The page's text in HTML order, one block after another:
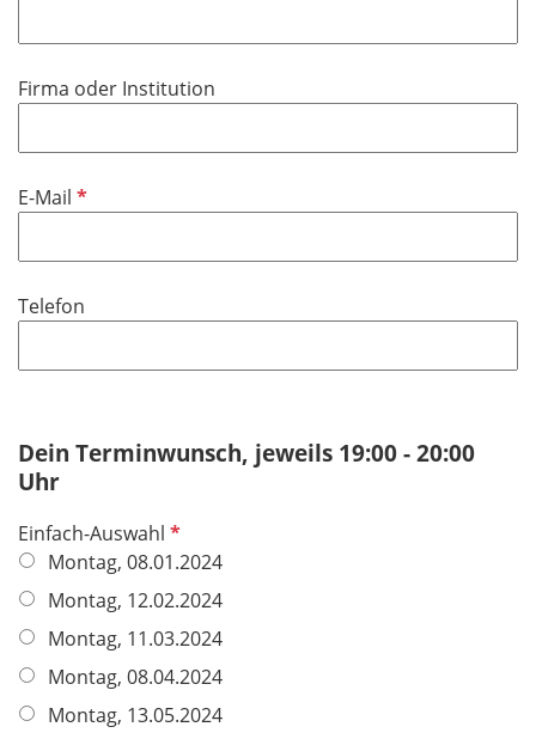
t
e
d
c
t
e
d
Firma oder Institution
E-Mail P
c
t
Telefon
Dein Terminwunsch, jeweils 19:00 - 20:00
Uhr
Einfach-Auswahl P
f
l
c
h
t
Montag, 08.01.2024
Montag, 12.02.2024
Montag, 11.03.2024
Montag, 08.04.2024
Montag, 13.05.2024